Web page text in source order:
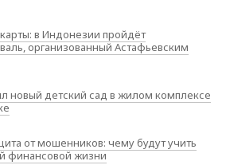
в Индонезии пройдёт
организованный Астафьевским
новый детский сад в жилом комплексе
от мошенников: чему будут учить
финансовой жизни